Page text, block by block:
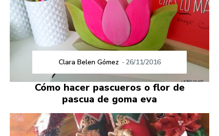
Clara Belen Gómez - 26/11/2016
Cómo hacer pascueros o flor de
pascua de goma eva